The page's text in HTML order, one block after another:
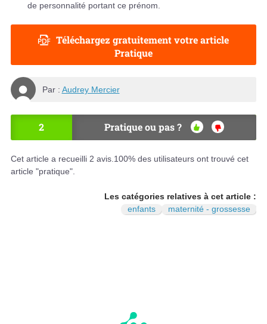
de personnalité portant ce prénom.
Téléchargez gratuitement votre article
Pratique
Par : Audrey Mercier
2 Pratique ou pas ?
OU
NO
N
Cet article a recueilli 2 avis. 100% des utilisateurs ont trouvé cet
article "pratique".
Les catégories relatives à cet article :
enfants
maternité - grossesse